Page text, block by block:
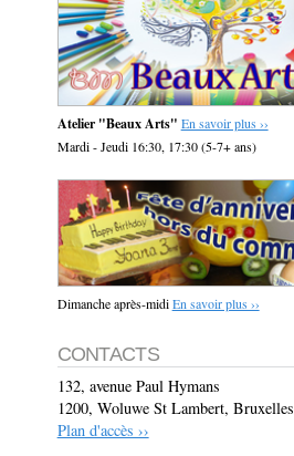
Atelier "Beaux Arts" En savoir plus ››
Mardi - Jeudi 16:30, 17:30 (5-7+ ans)
Dimanche après-midiEn savoir plus ››
CONTACTS
132, avenue Paul Hymans
1200, Woluwe St Lambert, Bruxelles
Plan d'accès ››